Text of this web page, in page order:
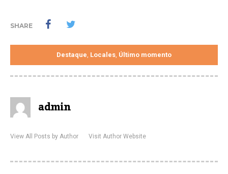
SHARE
Destaque, Locales, Último momento
admin
View All Posts by Author Visit Author Website